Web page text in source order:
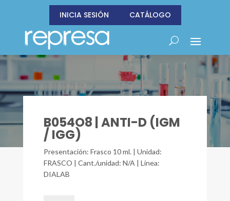
INICIA SESIÓN CATÁLOGO
B054O8 | ANTI-D (IGM
/ IGG)
Presentación: Frasco 10 ml. | Unidad:
FRASCO | Cant./unidad: N/A | Línea:
DIALAB